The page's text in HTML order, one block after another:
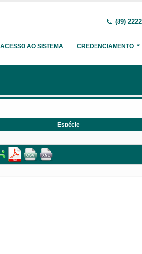
(89)
ACESSO AO SISTEMA CREDENCIAMENTO
Espécie